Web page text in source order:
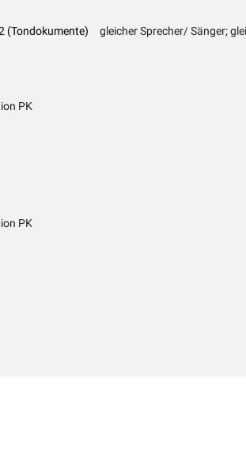
(Tondokumente) gleicher Sprecher/ Sänger;
PK
PK